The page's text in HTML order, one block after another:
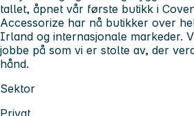
tallet, åpnet vår første butikk i
Accessorize har nå butikker over
Irland og internasjonale markeder.
jobbe på som vi er stolte av, der
hånd.
Sektor
Privat